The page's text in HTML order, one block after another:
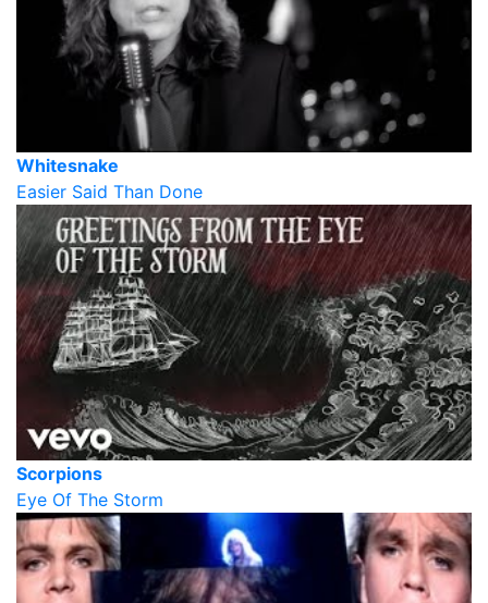
Whitesnake
Easier Said Than Done
Scorpions
Eye Of The Storm